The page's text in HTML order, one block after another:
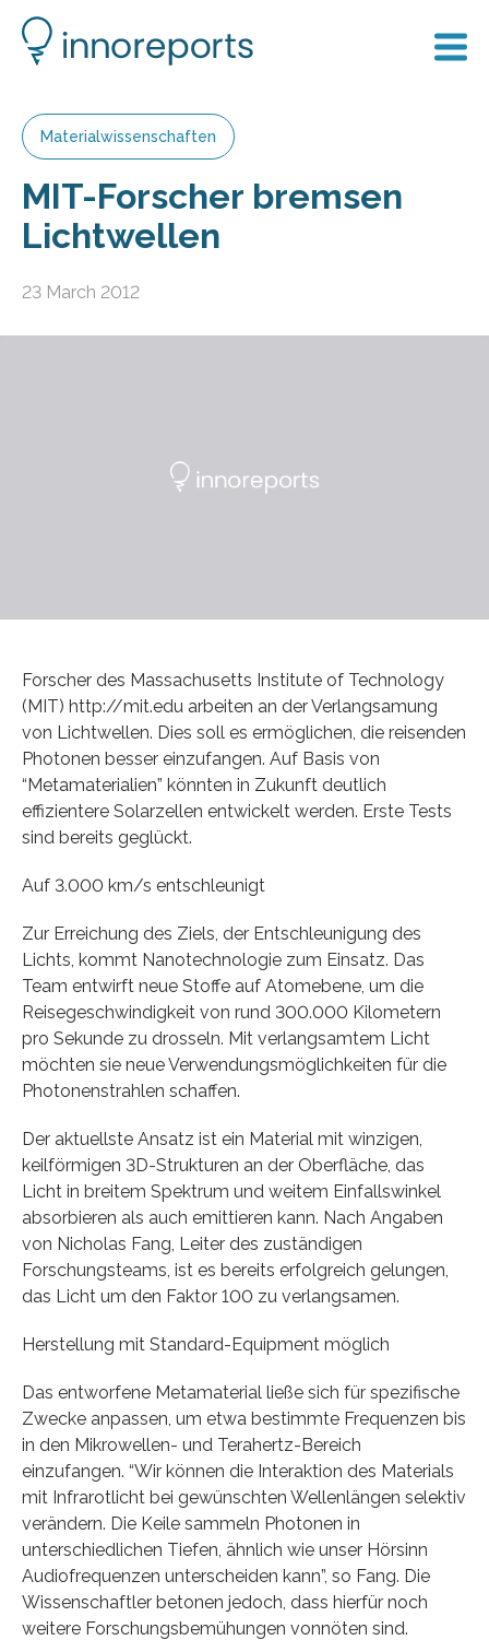
Materialwissenschaften
MIT-Forscher bremsen
Lichtwellen
23 March 2012
Forscher des Massachusetts Institute of Technology
(MIT) http://mit.edu arbeiten an der Verlangsamung
von Lichtwellen. Dies soll es ermöglichen, die reisenden
Photonen besser einzufangen. Auf Basis von
“Metamaterialien” könnten in Zukunft deutlich
effizientere Solarzellen entwickelt werden. Erste Tests
sind bereits geglückt.
Auf 3.000 km/s entschleunigt
Zur Erreichung des Ziels, der Entschleunigung des
Lichts, kommt Nanotechnologie zum Einsatz. Das
Team entwirft neue Stoffe auf Atomebene, um die
Reisegeschwindigkeit von rund 300.000 Kilometern
pro Sekunde zu drosseln. Mit verlangsamtem Licht
möchten sie neue Verwendungsmöglichkeiten für die
Photonenstrahlen schaffen.
Der aktuellste Ansatz ist ein Material mit winzigen,
keilförmigen 3D-Strukturen an der Oberfläche, das
Licht in breitem Spektrum und weitem Einfallswinkel
absorbieren als auch emittieren kann. Nach Angaben
von Nicholas Fang, Leiter des zuständigen
Forschungsteams, ist es bereits erfolgreich gelungen,
das Licht um den Faktor 100 zu verlangsamen.
Herstellung mit Standard-Equipment möglich
Das entworfene Metamaterial ließe sich für spezifische
Zwecke anpassen, um etwa bestimmte Frequenzen bis
in den Mikrowellen- und Terahertz-Bereich
einzufangen. “Wir können die Interaktion des Materials
mit Infrarotlicht bei gewünschten Wellenlängen selektiv
verändern. Die Keile sammeln Photonen in
unterschiedlichen Tiefen, ähnlich wie unser Hörsinn
Audiofrequenzen unterscheiden kann”, so Fang. Die
Wissenschaftler betonen jedoch, dass hierfür noch
weitere Forschungsbemühungen vonnöten sind.